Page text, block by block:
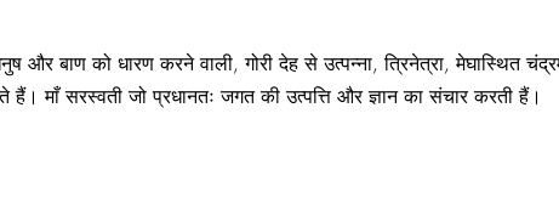
को धारण करने वाली, गोरी देह से उत्पन्ना, त्रिनेत्रा, मेघास्थित
माँ सरस्वती जो प्रधानतः जगत की उत्पत्ति और ज्ञान का संचार करती हैं।